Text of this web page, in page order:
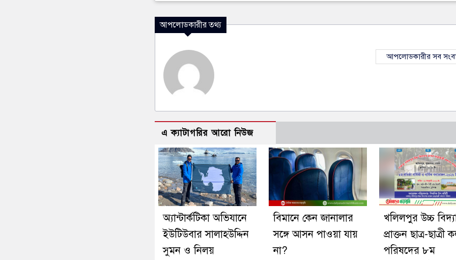
আপলোডকারীর তথ্য
আপলোডকারীর সব
এ ক্যাটাগরির আরো নিউজ
অ্যান্টার্কটিকা অভিযানে
ইউটিউবার সালাহউদ্দিন
সুমন ও নিলয়
বিমানে কেন জানালার
সঙ্গে আসন পাওয়া যায়
না?
খলিলপুর উচ্চ
প্রাক্তন ছাত্র-ছাত্রী
পরিষদের ৮ম